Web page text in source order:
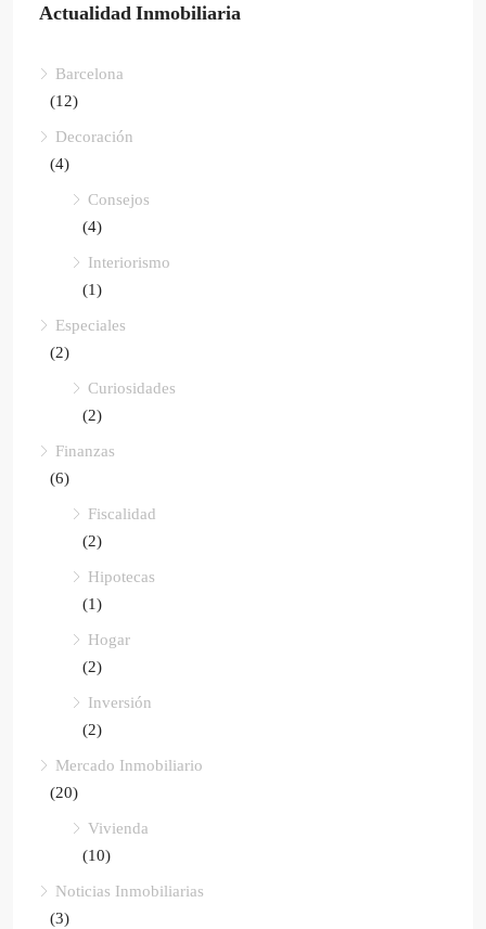
Actualidad Inmobiliaria
Barcelona
(12)
Decoración
(4)
Consejos
(4)
Interiorismo
(1)
Especiales
(2)
Curiosidades
(2)
Finanzas
(6)
Fiscalidad
(2)
Hipotecas
(1)
Hogar
(2)
Inversión
(2)
Mercado Inmobiliario
(20)
Vivienda
(10)
Noticias Inmobiliarias
(3)